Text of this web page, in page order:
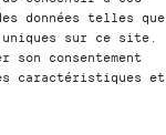
données telles que
uniques sur ce site.
consentement
caractéristiques et